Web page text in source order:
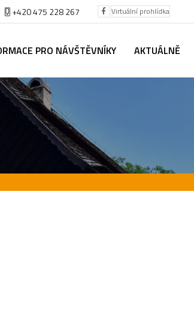
+420 475 228 267 Virtuální prohlídka
PRO NÁVŠTĚVNÍKY AKTUÁLNĚ